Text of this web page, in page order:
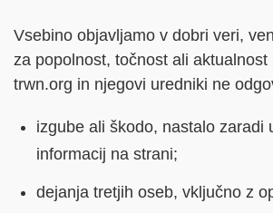
Vsebino objavljamo v dobri veri,
za popolnost, točnost ali aktualnost
trwn.org in njegovi uredniki ne
izgube ali škodo, nastalo zaradi
informacij na strani;
dejanja tretjih oseb, vključno z